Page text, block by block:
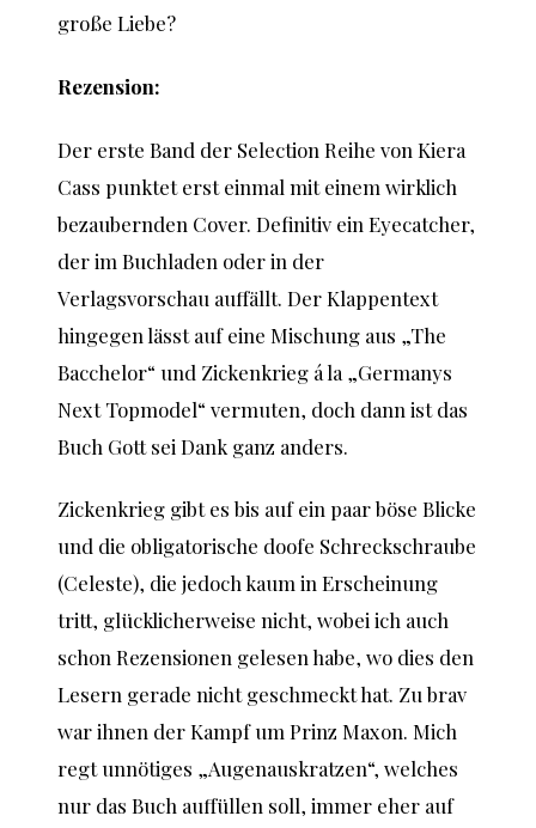
große Liebe?
Rezension:
Der erste Band der Selection Reihe von Kiera
Cass punktet erst einmal mit einem wirklich
bezaubernden Cover. Definitiv ein Eyecatcher,
der im Buchladen oder in der
Verlagsvorschau auffällt. Der Klappentext
hingegen lässt auf eine Mischung aus „The
Bacchelor“ und Zickenkrieg á la „Germanys
Next Topmodel“ vermuten, doch dann ist das
Buch Gott sei Dank ganz anders.
Zickenkrieg gibt es bis auf ein paar böse Blicke
und die obligatorische doofe Schreckschraube
(Celeste), die jedoch kaum in Erscheinung
tritt, glücklicherweise nicht, wobei ich auch
schon Rezensionen gelesen habe, wo dies den
Lesern gerade nicht geschmeckt hat. Zu brav
war ihnen der Kampf um Prinz Maxon. Mich
regt unnötiges „Augenauskratzen“, welches
nur das Buch auffüllen soll, immer eher auf